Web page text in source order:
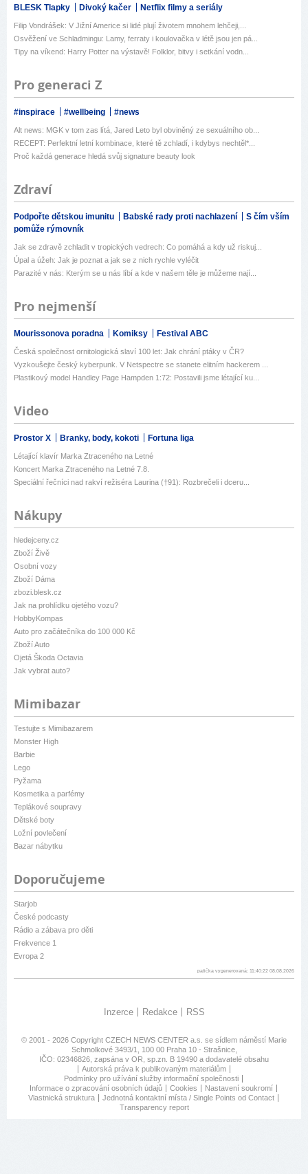
BLESK Tlapky Divoký kačer Netflix filmy a seriály
Filip Vondrášek: V Jižní Americe si lidé plují životem mnohem lehčeji,...
Osvěžení ve Schladmingu: Lamy, ferraty i koulovačka v létě jsou jen pá...
Tipy na víkend: Harry Potter na výstavě! Folklor, bitvy i setkání vodn...
Pro generaci Z
#inspirace #wellbeing #news
Alt news: MGK v tom zas lítá, Jared Leto byl obviněný ze sexuálního ob...
RECEPT: Perfektní letní kombinace, které tě zchladí, i kdybys nechtěl*...
Proč každá generace hledá svůj signature beauty look
Zdraví
Podpořte dětskou imunitu Babské rady proti nachlazení
S čím vším
pomůže rýmovník
Jak se zdravě zchladit v tropických vedrech: Co pomáhá a kdy už riskuj...
Úpal a úžeh: Jak je poznat a jak se z nich rychle vyléčit
Parazité v nás: Kterým se u nás líbí a kde v našem těle je můžeme nají...
Pro nejmenší
Mourissonova poradna Komiksy Festival ABC
Česká společnost ornitologická slaví 100 let: Jak chrání ptáky v ČR?
Vyzkoušejte český kyberpunk. V Netspectre se stanete elitním hackerem ...
Plastikový model Handley Page Hampden 1:72: Postavili jsme létající ku...
Video
Prostor X Branky, body, kokoti Fortuna liga
Létající klavír Marka Ztraceného na Letné
Koncert Marka Ztraceného na Letné 7.8.
Speciální řečníci nad rakví režiséra Laurina (†91): Rozbrečeli i dceru...
Nákupy
hledejceny.cz
Zboží Živě
Osobní vozy
Zboží Dáma
zbozi.blesk.cz
Jak na prohlídku ojetého vozu?
HobbyKompas
Auto pro začátečníka do 100 000 Kč
Zboží Auto
Ojetá Škoda Octavia
Jak vybrat auto?
Mimibazar
Testujte s Mimibazarem
Monster High
Barbie
Lego
Pyžama
Kosmetika a parfémy
Teplákové soupravy
Dětské boty
Ložní povlečení
Bazar nábytku
Doporučujeme
Starjob
České podcasty
Rádio a zábava pro děti
Frekvence 1
Evropa 2
patička vygenerovaná: 11:40:22 08.08.2026
Inzerce Redakce RSS
© 2001 - 2026 Copyright CZECH NEWS CENTER a.s. se sídlem náměstí Marie
Schmolkové 3493/1, 100 00 Praha 10 - Strašnice,
IČO: 02346826, zapsána v OR, sp.zn. B 19490 a dodavatelé obsahu
Autorská práva k publikovaným materiálům
Podmínky pro užívání služby informační společnosti
Informace o zpracování osobních údajů
Cookies
Nastavení soukromí
Vlastnická struktura
Jednotná kontaktní místa / Single Points od Contact
Transparency report